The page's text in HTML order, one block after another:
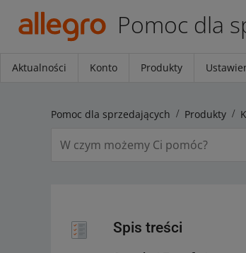
Pomoc dla
Aktualności Konto Produkty
Pomoc dla sprzedających Produkty
Spis treści